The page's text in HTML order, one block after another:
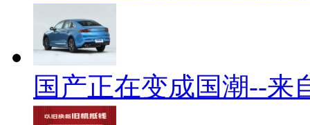
国产正在变成国潮--来